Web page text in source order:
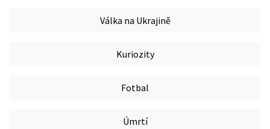
Válka na Ukrajině
Kuriozity
Fotbal
Úmrtí